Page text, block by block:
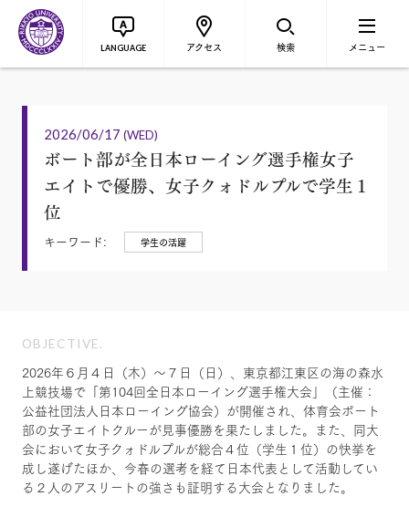
LANGUAGE アクセス 検索 メニュー
2026/06/17 (WED)
ボート部が全日本ローイング選手権女子
エイトで優勝、女子クォドルプルで学生１
位
キーワード: 学生の活躍
OBJECTIVE.
2026年６月４日（木）～７日（日）、東京都江東区の海の森水
上競技場で「第104回全日本ローイング選手権大会」（主催：
公益社団法人日本ローイング協会）が開催され、体育会ボート
部の女子エイトクルーが見事優勝を果たしました。また、同大
会において女子クォドルプルが総合４位（学生１位）の快挙を
成し遂げたほか、今春の選考を経て日本代表として活動してい
る２人のアスリートの強さも証明する大会となりました。